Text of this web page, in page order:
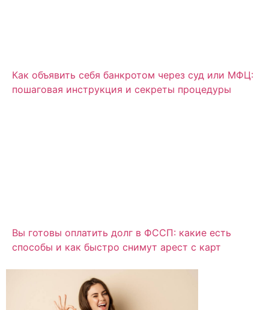
Как объявить себя банкротом через суд или МФЦ:
пошаговая инструкция и секреты процедуры
Вы готовы оплатить долг в ФССП: какие есть
способы и как быстро снимут арест с карт